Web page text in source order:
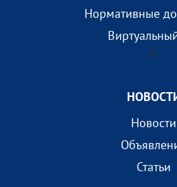
Нормативные
?>
Новости
Статьи